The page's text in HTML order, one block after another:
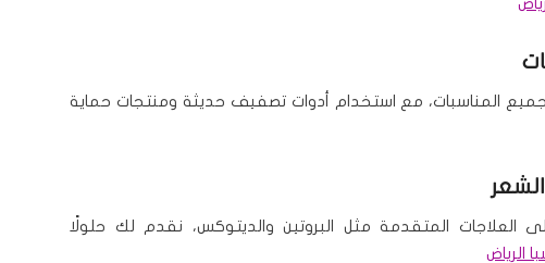
المناسبات، مع استخدام أدوات تصفيف حديثة ومنتجات حماية
العلاجات المتقدمة مثل البروتين والديتوكس، نقدم لك حلولًا
الرياض